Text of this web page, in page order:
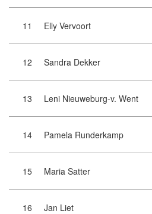
11 Elly Vervoort
12 Sandra Dekker
13 Leni Nieuweburg-v. Went
14 Pamela Runderkamp
15 Maria Satter
16 Jan Liet